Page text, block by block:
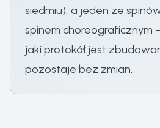
siedmiu), a jeden ze
spinem choreograficznym
jaki protokół jest
pozostaje bez zmian.